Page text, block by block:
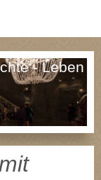
- Leben